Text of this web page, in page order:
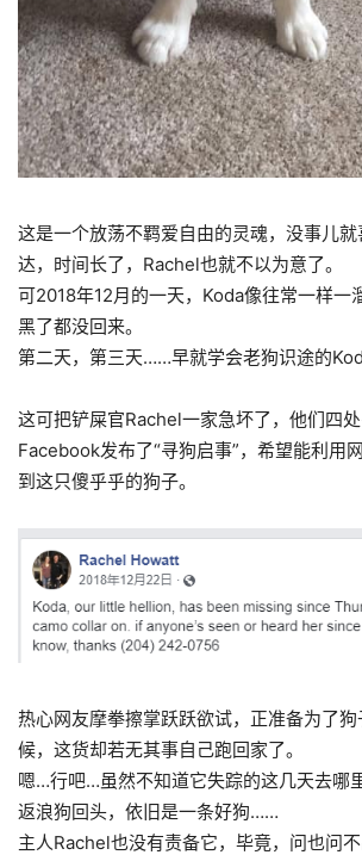
这是一个放荡不羁爱自由的灵魂，没事儿
达，时间长了，Rachel也就不以为意了。
可2018年12月的一天，Koda像往常一样一
黑了都没回来。
第二天，第三天……早就学会老狗识途的
这可把铲屎官Rachel一家急坏了，他们四
Facebook发布了“寻狗启事”，希望能利用
到这只傻乎乎的狗子。
热心网友摩拳擦掌跃跃欲试，正准备为了
候，这货却若无其事自己跑回家了。
嗯…行吧…虽然不知道它失踪的这几天去哪
返浪狗回头，依旧是一条好狗……
主人Rachel也没有责备它，毕竟，问也问